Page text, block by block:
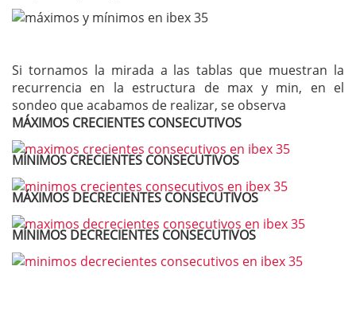
Si tornamos la mirada a las tablas que muestran la
recurrencia en la estructura de max y min, en el
sondeo que acabamos de realizar, se observa
MÁXIMOS CRECIENTES CONSECUTIVOS
MÍNIMOS CRECIENTES CONSECUTIVOS
MÁXIMOS DECRECIENTES CONSECUTIVOS
MÍNIMOS DECRECIENTES CONSECUTIVOS